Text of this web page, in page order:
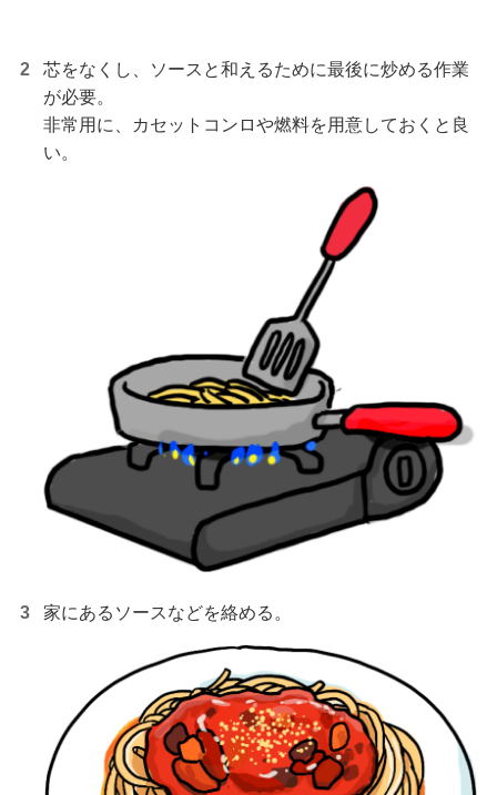
芯をなくし、ソースと和えるために最後に炒める作業
が必要。
非常用に、カセットコンロや燃料を用意しておくと良
い。
家にあるソースなどを絡める。